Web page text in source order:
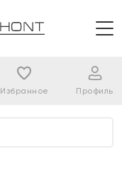
Избранное Профиль